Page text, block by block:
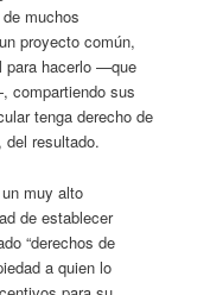
muchos
proyecto común,
para hacerlo —que
compartiendo sus
tenga derecho de
resultado.
muy alto
de establecer
“derechos de
a quien lo